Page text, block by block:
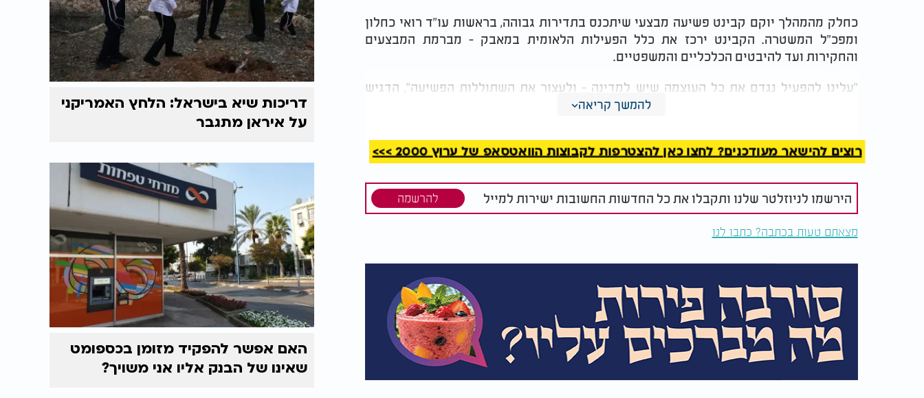
כחלק מהמהלך יוקם קבינט פשיעה מבצעי שיתכנס בתדירות גבוהה, בראשות עו"ד רואי כחלון
ומפכ"ל המשטרה. הקבינט ירכז את כלל הפעילות הלאומית במאבק - מברמת המבצעים
והחקירות ועד להיבטים הכלכליים והמשפטיים.
"עלינו להפעיל נגדם את כל העוצמה שיש למדינה - ולעצור את השתוללות הפשיעה", הדגיש
נתניהו. "אנו נמצאים בעיצומו של מאבק מהותי - לא רק על שלטון החוק, אלא על עצם קיומה של
להמשך קריאה
רוצים להישאר מעודכנים? לחצו כאן להצטרפות לקבוצות הוואטסאפ של ערוץ 2000 >>>
הירשמו לניוזלטר שלנו ותקבלו את כל החדשות החשובות ישירות למייל להרשמה
מצאתם טעות בכתבה? כתבו לנו
דריכות שיא בישראל: הלחץ האמריקני
על איראן מתגבר
האם אפשר להפקיד מזומן בכספומט
שאינו של הבנק אליו אני משויך?